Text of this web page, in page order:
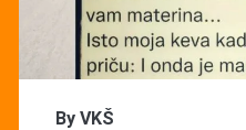
By VKŠ